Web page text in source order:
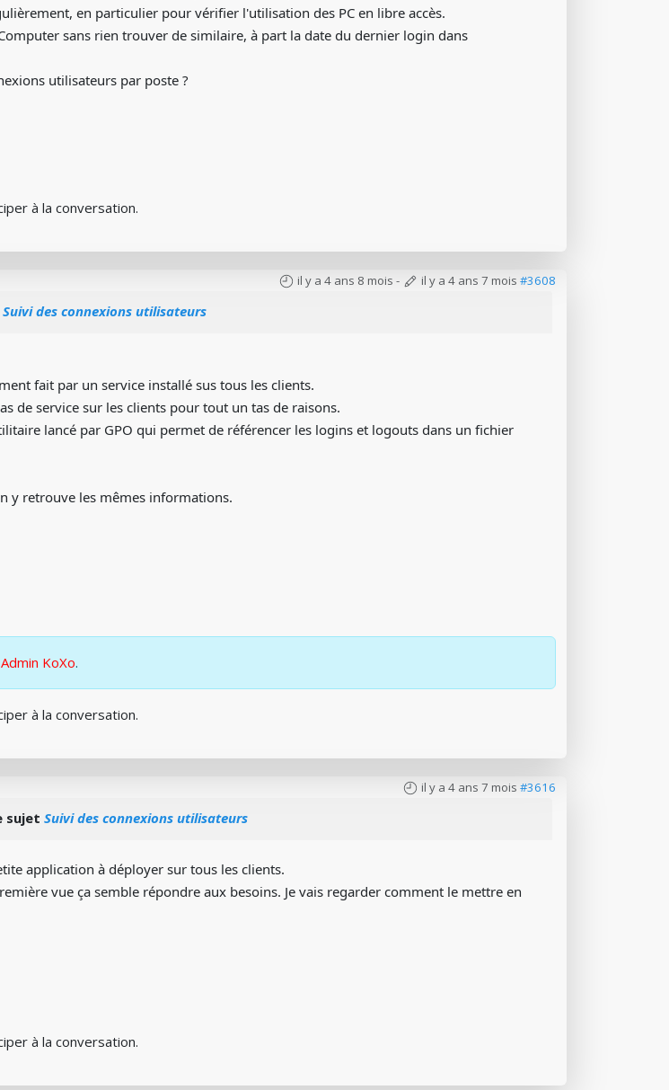
en particulier pour vérifier l'utilisation des PC en libre accès.
sans rien trouver de similaire, à part la date du dernier login dans
utilisateurs par poste ?
à la conversation.
il y a 4 ans 8 mois - il y a 4 ans 7 mois #3608
Suivi des connexions utilisateurs
fait par un service installé sus tous les clients.
de service sur les clients pour tout un tas de raisons.
lancé par GPO qui permet de référencer les logins et logouts dans un fichier
y retrouve les mêmes informations.
Admin KoXo.
à la conversation.
il y a 4 ans 7 mois #3616
sujet Suivi des connexions utilisateurs
application à déployer sur tous les clients.
vue ça semble répondre aux besoins. Je vais regarder comment le mettre en
à la conversation.